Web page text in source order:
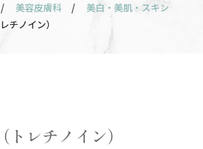
/ 美容皮膚科 /
美白・美肌・スキン
チノイン）
（トレチノイン）